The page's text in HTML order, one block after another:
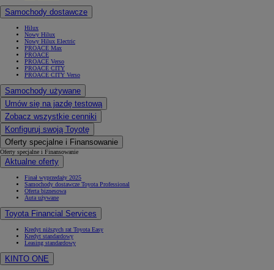
Samochody dostawcze
Hilux
Nowy Hilux
Nowy Hilux Electric
PROACE Max
PROACE
PROACE Verso
PROACE CITY
PROACE CITY Verso
Samochody używane
Umów się na jazdę testową
Zobacz wszystkie cenniki
Konfiguruj swoją Toyotę
Oferty specjalne i Finansowanie
Oferty specjalne i Finansowanie
Aktualne oferty
Finał wyprzedaży 2025
Samochody dostawcze Toyota Professional
Oferta biznesowa
Auta używane
Toyota Financial Services
Kredyt niższych rat Toyota Easy
Kredyt standardowy
Leasing standardowy
KINTO ONE